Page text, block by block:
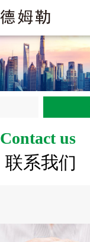
Contact us
联系我们